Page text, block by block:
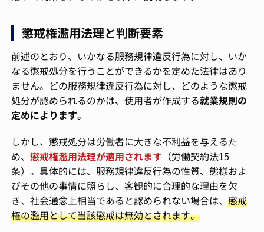
懲戒権濫用法理と判断要素
前述のとおり、いかなる服務規律違反行為に対し、いか
なる懲戒処分を行うことができるかを定めた法律はあり
ません。どの服務規律違反行為に対し、どのような懲戒
処分が認められるのかは、使用者が作成する就業規則の
定めによります。
しかし、懲戒処分は労働者に大きな不利益を与えるた
め、懲戒権濫用法理が適用されます （労働契約法15
条）。具体的には、服務規律違反行為の性質、態様およ
びその他の事情に照らし、客観的に合理的な理由を欠
き、社会通念上相当であると認められない場合は、懲戒
権の濫用として当該懲戒は無効とされます。